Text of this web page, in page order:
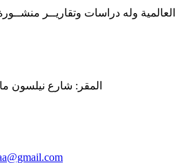
وله دراسات وتقاريــر